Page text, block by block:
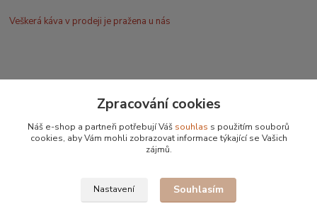
Veškerá káva v prodeji je pražena u nás
+420 602 577 209
Zpracování cookies
Náš e-shop a partneři potřebují Váš souhlas s použitím souborů
cookies, aby Vám mohli zobrazovat informace týkající se Vašich
zájmů.
Nastavení Souhlasím